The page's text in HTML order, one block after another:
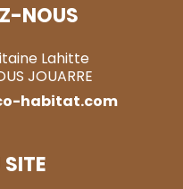
NOUS
Lahitte
JOUARRE
habitat.com